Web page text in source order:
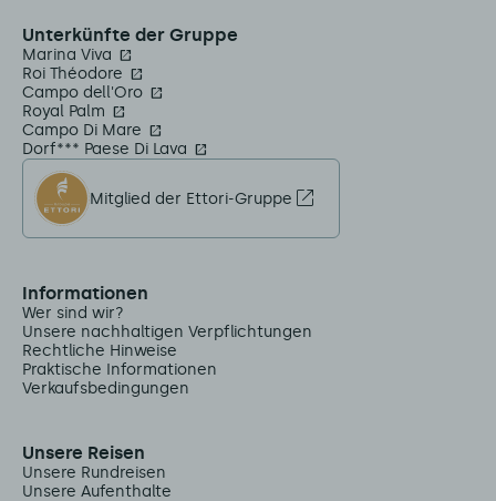
Unterkünfte der Gruppe
Marina Viva
Roi Théodore
Campo dell'Oro
Royal Palm
Campo Di Mare
Dorf*** Paese Di Lava
Mitglied der Ettori-Gruppe
Informationen
Wer sind wir?
Unsere nachhaltigen Verpflichtungen
Rechtliche Hinweise
Praktische Informationen
Verkaufsbedingungen
Unsere Reisen
Unsere Rundreisen
Unsere Aufenthalte